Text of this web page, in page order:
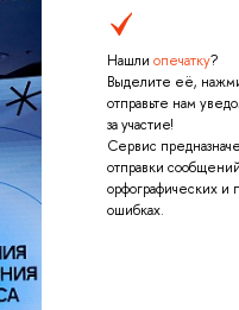
Нашли опечатку?
Выделите её,
отправьте нам
за участие!
Сервис
отправки
орфографических и
ошибках.